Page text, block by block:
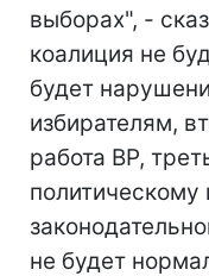
выборах", -
коалиция не
будет
избирателям,
работа ВР,
не будет